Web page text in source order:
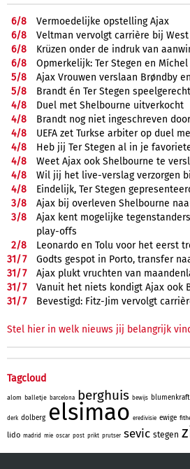
6/8
Vermoedelijke opstelling Ajax
6/8
Veltman vervolgt carrière bij
6/8
Krüzen onder de indruk van
6/8
Opmerkelijk: Ter Stegen en
5/8
Ajax Vrouwen verslaan Brøndby
5/8
Brandt én Ter Stegen
4/8
Duel met Shelbourne uitverkocht
4/8
Brandt nog niet ingeschreven
4/8
UEFA zet Turkse arbiter op duel
4/8
Heb jij Ter Stegen al in je
4/8
Weet Ajax ook Shelbourne te
4/8
Wil jij het live-verslag verzorgen
4/8
Eindelijk, Ter Stegen
3/8
Ajax bij overleven Shelbourne
3/8
Ajax kent mogelijke
play-offs
2/8
Leonardo en Tolu voor het eerst
31/7
Godts gespot in Porto, transfer
31/7
Ajax plukt vruchten van
31/7
Vanuit het niets kondigt Ajax ook
31/7 Bevestigd: Fitz-Jim vervolgt
Stel hier in welk nieuws jij belangrijk
Tagcloud
alom balletje barcelona berghuis bewijs blumenkraft
derk dolberg elsimao eredivisie ewige
lido madrid mie oscar post prikt prutser sevic stegen